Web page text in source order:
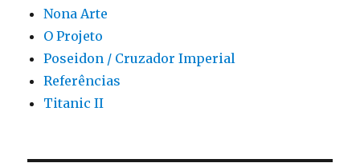
Nona Arte
O Projeto
Poseidon / Cruzador Imperial
Referências
Titanic II